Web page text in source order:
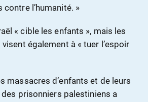
l’humanité. »
« cible les enfants », mais les
également à « tuer l’espoir
massacres d’enfants et de leurs
prisonniers palestiniens a